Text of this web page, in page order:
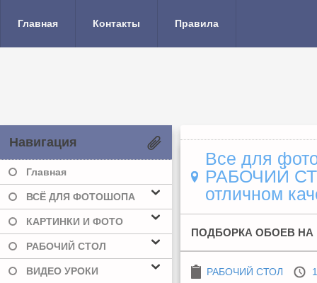
Главная Контакты Правила
Навигация
Главная
ВСЁ ДЛЯ ФОТОШОПА
КАРТИНКИ И ФОТО
РАБОЧИЙ СТОЛ
ВИДЕО УРОКИ
Все для
РАБОЧИЙ
отличном
ПОДБОРКА ОБОЕВ НА
РАБОЧИЙ СТОЛ